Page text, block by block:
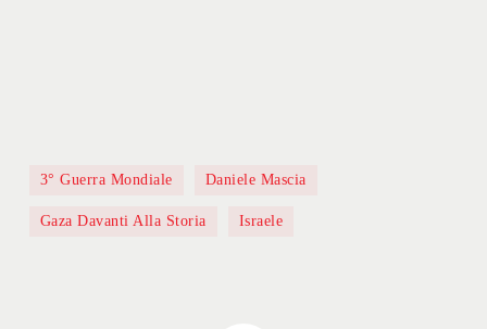
3° Guerra Mondiale Daniele Mascia
Gaza Davanti Alla Storia Israele